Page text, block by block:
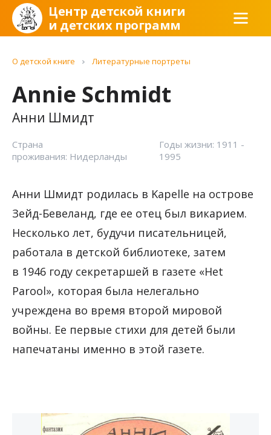
Центр детской книги
и детских программ
О детской книге Литературные портреты
Annie Schmidt
Анни Шмидт
Страна
проживания: Нидерланды
Годы жизни: 1911 -
1995
Анни Шмидт родилась в Kapelle на острове
Зейд-Бевеланд, где ее отец был викарием.
Несколько лет, будучи писательницей,
работала в детской библиотеке, затем
в 1946 году секретаршей в газете «Het
Parool», которая была нелегально
учреждена во время второй мировой
войны. Ее первые стихи для детей были
напечатаны именно в этой газете.